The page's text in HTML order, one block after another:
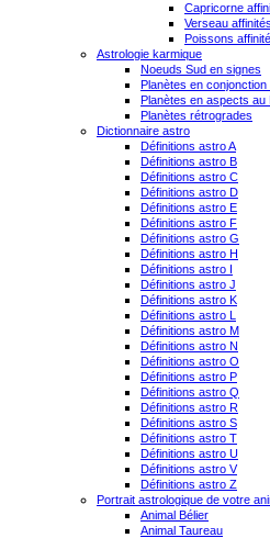
Capricorne
Verseau
Poissons
Astrologie karmique
Noeuds Sud en signes
Planètes en
Planètes en aspects au
Planètes rétrogrades
Dictionnaire astro
Définitions astro A
Définitions astro B
Définitions astro C
Définitions astro D
Définitions astro E
Définitions astro F
Définitions astro G
Définitions astro H
Définitions astro I
Définitions astro J
Définitions astro K
Définitions astro L
Définitions astro M
Définitions astro N
Définitions astro O
Définitions astro P
Définitions astro Q
Définitions astro R
Définitions astro S
Définitions astro T
Définitions astro U
Définitions astro V
Définitions astro Z
Portrait astrologique de votre
Animal Bélier
Animal Taureau